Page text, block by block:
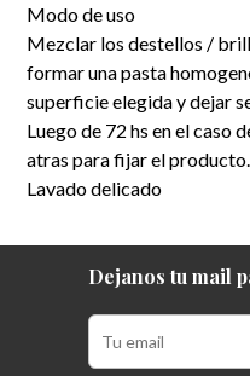
Modo de uso
Mezclar los destellos /
formar una pasta
superficie elegida y dejar
Luego de 72 hs en el caso
atras para fijar el producto.
Lavado delicado
Dejanos tu mail